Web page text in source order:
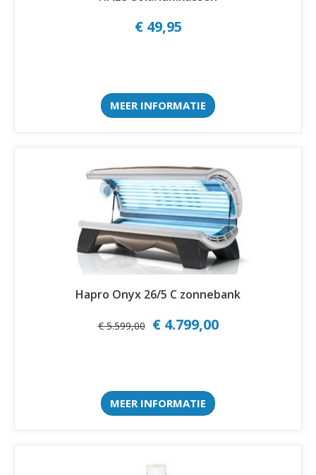
€ 49,95
MEER INFORMATIE
Hapro Onyx 26/5 C zonnebank
€ 5.599,00 € 4.799,00
MEER INFORMATIE